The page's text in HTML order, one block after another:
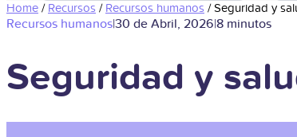
Home / Recursos / Recursos humanos /Seguridad y
Recursos humanos|30 de Abril, 2026|8 minutos
Seguridad y